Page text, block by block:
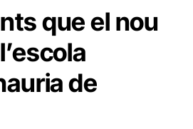
que el nou
de